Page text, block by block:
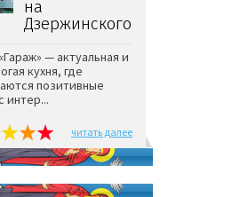
на
Дзержинского
— актуальная и
кухня, где
позитивные
интер...
читать далее